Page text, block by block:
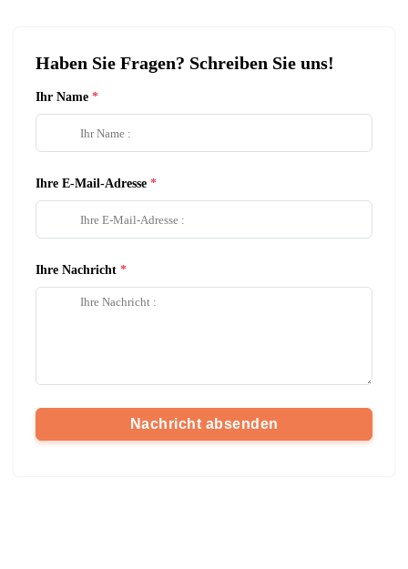
Haben Sie Fragen? Schreiben Sie uns!
Ihr Name
Ihre E-Mail-Adresse
Ihre Nachricht
Nachricht absenden